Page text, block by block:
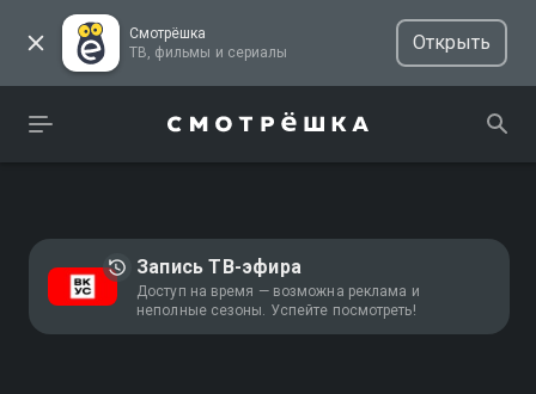
Смотрёшка
ТВ, фильмы и сериалы
Открыть
Запись ТВ-эфира
Доступ на время — возможна реклама и
неполные сезоны. Успейте посмотреть!